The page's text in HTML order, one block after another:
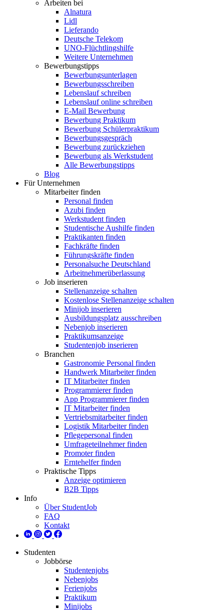
Arbeiten bei
Alnatura
Lidl
Lieferando
Deutsche Telekom
UNO-Flüchtlingshilfe
Weitere Unternehmen
Bewerbungstipps
Bewerbungsunterlagen
Bewerbungsschreiben
Lebenslauf schreiben
Lebenslauf online schreiben
E-Mail Bewerbung
Bewerbung Praktikum
Bewerbung Schülerpraktikum
Bewerbungsgespräch
Bewerbung zurückziehen
Bewerbung als Werkstudent
Alle Bewerbungstipps
Blog
Für Unternehmen
Mitarbeiter finden
Personal finden
Azubi finden
Werkstudent finden
Studentische Aushilfe finden
Praktikanten finden
Fachkräfte finden
Führungskräfte finden
Personalsuche Deutschland
Arbeitnehmerüberlassung
Job inserieren
Stellenanzeige schalten
Kostenlose Stellenanzeige schalten
Minijob inserieren
Ausbildungsplatz ausschreiben
Nebenjob inserieren
Praktikumsanzeige
Studentenjob inserieren
Branchen
Gastronomie Personal finden
Handwerk Mitarbeiter finden
IT Mitarbeiter finden
Programmierer finden
App Programmierer finden
IT Mitarbeiter finden
Vertriebsmitarbeiter finden
Logistik Mitarbeiter finden
Pflegepersonal finden
Umfrageteilnehmer finden
Promoter finden
Erntehelfer finden
Praktische Tipps
Anzeige optimieren
B2B Tipps
Info
Über StudentJob
FAQ
Kontakt
Studenten
Jobbörse
Studentenjobs
Nebenjobs
Ferienjobs
Praktikum
Minijobs